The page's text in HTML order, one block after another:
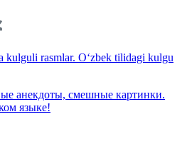
kulguli rasmlar. O‘zbek tilidagi kulgu
анекдоты, смешные картинки.
языке!